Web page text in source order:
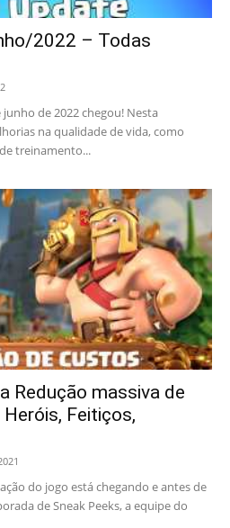
2022 – Todas
de 2022 chegou! Nesta
na qualidade de vida, como
treinamento...
Redução massiva de
Feitiços,
do jogo está chegando e antes de
de Sneak Peeks, a equipe do